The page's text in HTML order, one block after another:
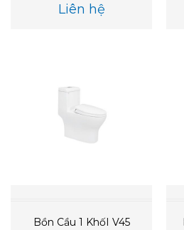
Liên hệ
Bồn Cầu 1 KhốI V45